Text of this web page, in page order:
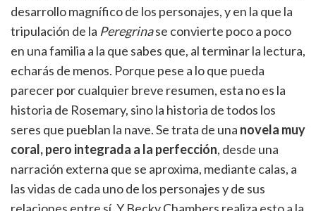
desarrollo magnífico de los personajes, y en la que la
tripulación de la Peregrinase convierte poco a poco
en una familia a la que sabes que, al terminar la lectura,
echarás de menos. Porque pese a lo que pueda
parecer por cualquier breve resumen, esta no es la
historia de Rosemary, sino la historia de todos los
seres que pueblan la nave. Se trata de una novela muy
coral, pero integrada a la perfección, desde una
narración externa que se aproxima, mediante calas, a
las vidas de cada uno de los personajes y de sus